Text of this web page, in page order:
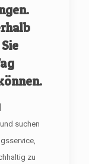
suchen
zu